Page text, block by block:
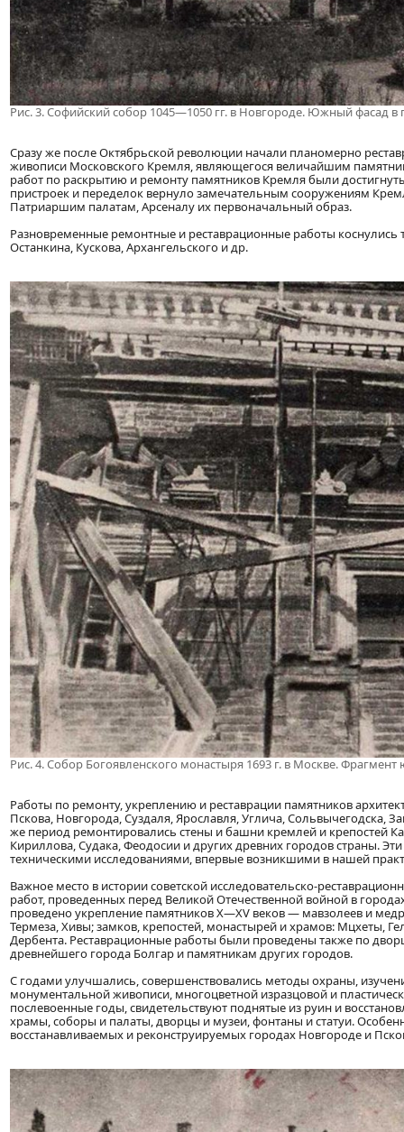
Рис. 3. Софийский собор 1045—1050 гг. в Новгороде. Южный фасад в
Сразу же после Октябрьской революции начали планомерно
живописи Московского Кремля, являющегося величайшим
работ по раскрытию и ремонту памятников Кремля были
пристроек и переделок вернуло замечательным сооружениям
Патриаршим палатам, Арсеналу их первоначальный образ.
Разновременные ремонтные и реставрационные работы
Останкина, Кускова, Архангельского и др.
Рис. 4. Собор Богоявленского монастыря 1693 г. в Москве.
Работы по ремонту, укреплению и реставрации памятников
Пскова, Новгорода, Суздаля, Ярославля, Углича, Сольвычегодска,
же период ремонтировались стены и башни кремлей и крепостей
Кириллова, Судака, Феодосии и других древних городов страны.
техническими исследованиями, впервые возникшими в нашей
Важное место в истории советской исследовательско-
работ, проведенных перед Великой Отечественной войной в
проведено укрепление памятников X—XV веков — мавзолеев и
Термеза, Хивы; замков, крепостей, монастырей и храмов: Мцхеты,
Дербента. Реставрационные работы были проведены также по
древнейшего города Болгар и памятникам других городов.
С годами улучшались, совершенствовались методы охраны,
монументальной живописи, многоцветной изразцовой и
послевоенные годы, свидетельствуют поднятые из руин и
храмы, соборы и палаты, дворцы и музеи, фонтаны и статуи.
восстанавливаемых и реконструируемых городах Новгороде и